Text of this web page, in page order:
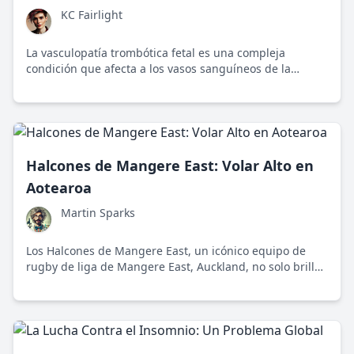
KC Fairlight
La vasculopatía trombótica fetal es una compleja
condición que afecta a los vasos sanguíneos de la
explora su impacto y la necesidad de atención médica
Halcones de Mangere East: Volar Alto en
Aotearoa
Martin Sparks
Los Halcones de Mangere East, un icónico equipo de
rugby de liga de Mangere East, Auckland, no solo brillan
comunidad a través de diversidad y valores sociales.